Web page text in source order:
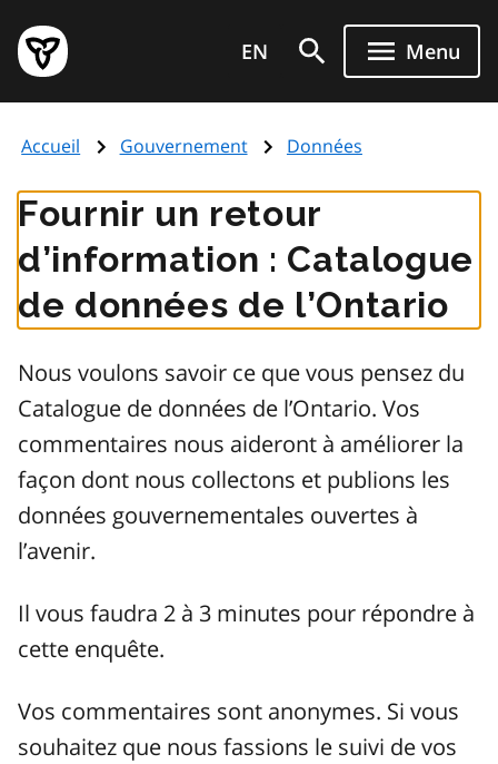
au
contenu
principal
Page
d'accueil
de
EN Menu
Accueil Gouvernement Données
Fournir un retour
d’information : Catalogue
de données de l’Ontario
Nous voulons savoir ce que vous pensez du
Catalogue de données de l’Ontario. Vos
commentaires nous aideront à améliorer la
façon dont nous collectons et publions les
données gouvernementales ouvertes à
l’avenir.
Il vous faudra 2 à 3 minutes pour répondre à
cette enquête.
Vos commentaires sont anonymes. Si vous
souhaitez que nous fassions le suivi de vos